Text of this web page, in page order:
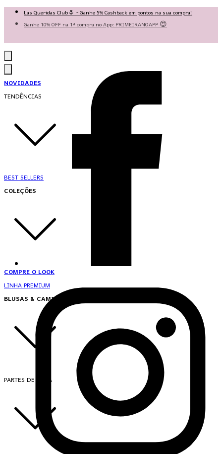
Las Queridas Club🌷 - Ganhe 5% Cashback em pontos na sua compra!
Ganhe 10% OFF na 1ª compra no App: PRIMEIRANOAPP 😍
NOVIDADES
TENDÊNCIAS
BEST SELLERS
COLEÇÕES
COMPRE O LOOK
LINHA PREMIUM
BLUSAS & CAMISAS
PARTES DE CIMA